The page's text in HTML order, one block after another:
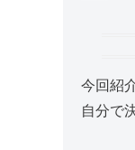
今回紹
自分で